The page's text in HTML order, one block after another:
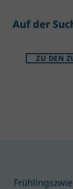
Auf der
ZU DEN